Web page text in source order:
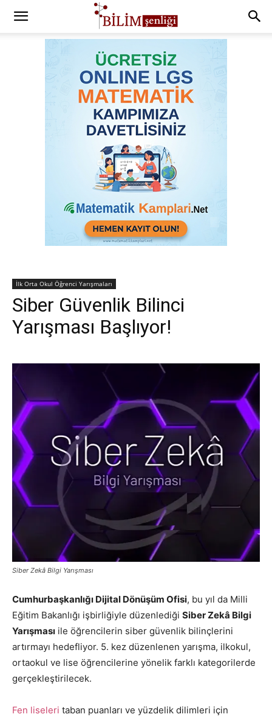
İlk Orta Okul Öğrenci Yarışmaları
Siber Güvenlik Bilinci
Yarışması Başlıyor!
Siber Zekâ Bilgi Yarışması
Cumhurbaşkanlığı Dijital Dönüşüm Ofisi, bu yıl da Milli
Eğitim Bakanlığı işbirliğiyle düzenlediği Siber Zekâ Bilgi
Yarışması ile öğrencilerin siber güvenlik bilinçlerini
artırmayı hedefliyor. 5. kez düzenlenen yarışma, ilkokul,
ortaokul ve lise öğrencilerine yönelik farklı kategorilerde
gerçekleştirilecek.
Fen liseleri taban puanları ve yüzdelik dilimleri için